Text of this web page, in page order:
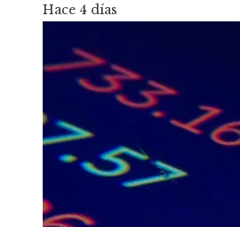
Hace 4 días